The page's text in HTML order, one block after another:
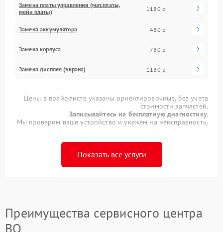
Замена платы управления (мат.платы,
мейн платы)
1180 р
Замена аккумулятора 480 р
Замена корпуса 780 р
Замена дисплея (экрана) 1180 р
Цены в прайс-листе указаны ориентировочные, без учета
стоимости запчастей.
Записывайтесь на бесплатную диагностику.
Мы проверим ваше устройство и укажем на неисправность.
Показать все услуги
Преимущества сервисного центра
BQ